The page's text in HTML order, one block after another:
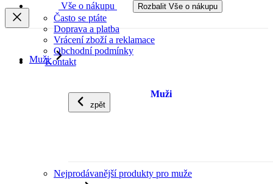
Vše o nákupu
Rozbalit Vše o nákupu
Často se ptáte
Doprava a platba
Vrácení zboží a reklamace
Obchodní podmínky
Kontakt
Muži
zpět
Muži
Nejprodávanější produkty pro muže